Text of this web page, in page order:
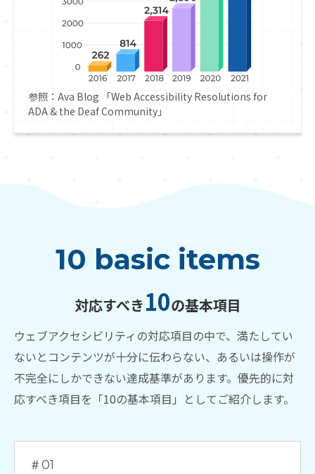
参照： Ava Blog 「Web Accessibility Resolutions for
ADA & the Deaf Community」
10 basic items
対応すべき10の基本項目
ウェブアクセシビリティの対応項目の中で、満たしてい
ないとコンテンツが十分に伝わらない、あるいは操作が
不完全にしかできない達成基準があります。優先的に対
応すべき項目を「10の基本項目」としてご紹介します。
＃01